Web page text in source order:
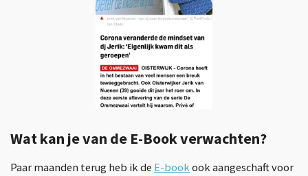
Wat kan je van de E-Book verwachten?
Paar maanden terug heb ik de E-book ook aangeschaft voor